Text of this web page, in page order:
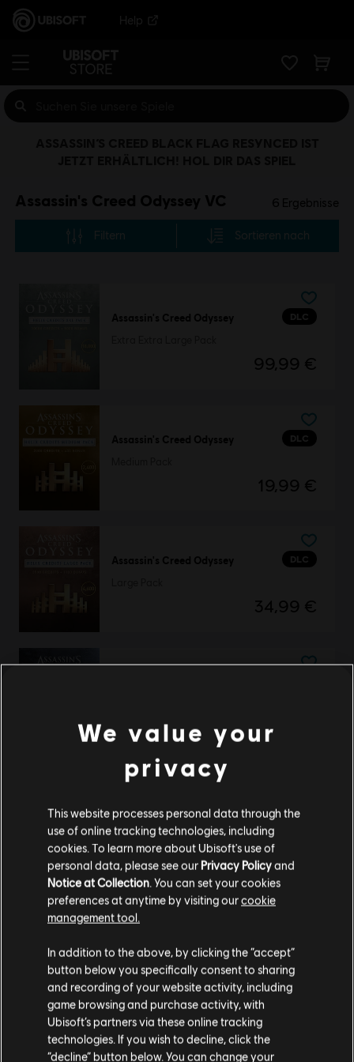
Help
Assassin's Creed Odyssey VC 6 Ergebnisse
Filtern Sortieren nach
DLC
Assassin's Creed Odyssey
99,99 €
DLC
Assassin's Creed Odyssey
19,99 €
DLC
Assassin's Creed Odyssey
34,99 €
9,99 €
Base Pack
4,99 €
Assassin's Creed Odyssey
Extra Large Pack
49,99 €
Anzeige:6von6Artikeln
Soweit wir wissen kommst du aus
Staaten von Amerika.
Wenn du etwas bestellen möchtest, besuche bitte
deinen lokalen Ubisoft Store.
We value your
privacy
This website processes personal data through the
use of online tracking technologies, including
cookies. To learn more about Ubisoft's use of
personal data, please see our Privacy Policyand
Notice at Collection . You can set your cookies
preferences at anytime by visiting ourcookie
management tool.
In addition to the above, by clicking the “accept”
button below you specifically consent to sharing
and recording of your website activity, including
game browsing and purchase activity, with
Ubisoft’s partners via these online tracking
technologies. If you wish to decline, click the
“decline” button below. You can change your